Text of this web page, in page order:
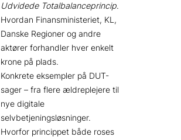
Udvidede Totalbalanceprincip.
Hvordan Finansministeriet, KL,
Danske Regioner og andre
aktører forhandler hver enkelt
krone på plads.
Konkrete eksempler på DUT-
sager – fra flere ældreplejere til
nye digitale
selvbetjeningsløsninger.
Hvorfor princippet både roses